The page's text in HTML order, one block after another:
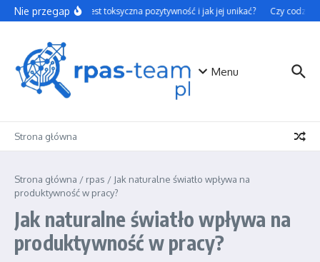
Przejdź do treści
Nie przegapCzym jest toksyczna pozytywność i jak jej unikać? Czy
Menu
Strona główna
Strona główna / rpas / Jak naturalne światło wpływa na
produktywność w pracy?
Jak naturalne światło wpływa na
produktywność w pracy?